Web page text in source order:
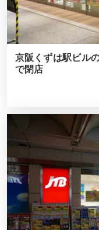
京阪くずは駅ビル
で閉店